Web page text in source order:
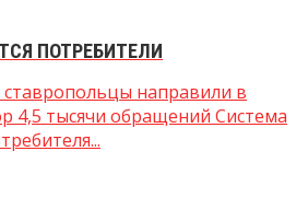
ПОТРЕБИТЕЛИ
направили в
4,5 тысячи обращений Система